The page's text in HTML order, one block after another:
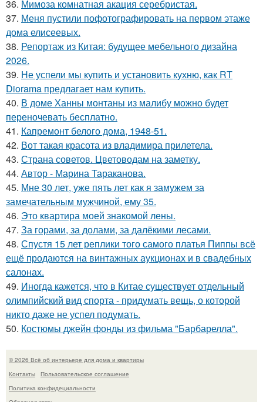
36. Мимоза комнатная акация серебристая.
37. Меня пустили пофотографировать на первом этаже
дома елисеевых.
38. Репортаж из Китая: будущее мебельного дизайна
2026.
39. Не успели мы купить и установить кухню, как RT
Diorama предлагает нам купить.
40. В доме Ханны монтаны из малибу можно будет
переночевать бесплатно.
41. Капремонт белого дома, 1948-51.
42. Вот такая красота из владимира прилетела.
43. Страна советов. Цветоводам на заметку.
44. Автор - Марина Тараканова.
45. Мне 30 лет, уже пять лет как я замужем за
замечательным мужчиной, ему 35.
46. Это квартира моей знакомой лены.
47. За горами, за долами, за далёкими лесами.
48. Спустя 15 лет реплики того самого платья Пиппы всё
ещё продаются на винтажных аукционах и в свадебных
салонах.
49. Иногда кажется, что в Китае существует отдельный
олимпийский вид спорта - придумать вещь, о которой
никто даже не успел подумать.
50. Костюмы джейн фонды из фильма "Барбарелла".
© 2026 Всё об интерьере для дома и квартиры
Контакты
Пользовательское соглашение
Политика конфидециальности